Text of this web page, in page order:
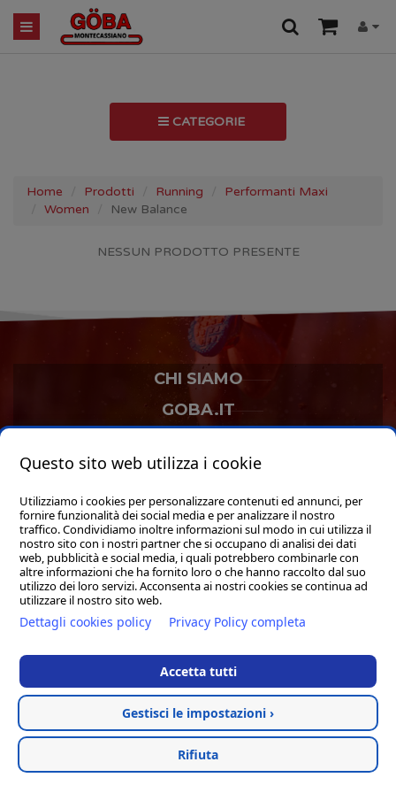
CATEGORIE
Home Prodotti Running
Performanti Maxi
Women
New Balance
NESSUN PRODOTTO PRESENTE
CHI SIAMO
GOBA.IT
Hosted & created by Clion
Questo sito web utilizza i cookie
Utilizziamo i cookies per personalizzare contenuti ed annunci, per
fornire funzionalità dei social media e per analizzare il nostro
traffico. Condividiamo inoltre informazioni sul modo in cui utilizza il
nostro sito con i nostri partner che si occupano di analisi dei dati
web, pubblicità e social media, i quali potrebbero combinarle con
altre informazioni che ha fornito loro o che hanno raccolto dal suo
utilizzo dei loro servizi. Acconsenta ai nostri cookies se continua ad
utilizzare il nostro sito web.
Dettagli cookies policy Privacy Policy completa
Accetta tutti
Gestisci le impostazioni ›
Rifiuta